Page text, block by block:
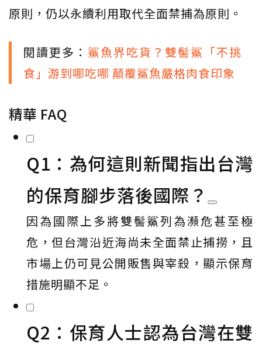
原則，仍以永續利用取代全面禁捕為原則。
閱讀更多： 鯊魚界吃貨？雙髻鯊「不挑
食」游到哪吃哪 顛覆鯊魚嚴格肉食印象
精華 FAQ
Q1：為何這則新聞指出台灣
的保育腳步落後國際？
因為國際上多將雙髻鯊列為瀕危甚至極
危，但台灣沿近海尚未全面禁止捕撈，且
市場上仍可見公開販售與宰殺，顯示保育
措施明顯不足。
Q2：保育人士認為台灣在雙